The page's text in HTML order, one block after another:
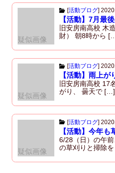
疑似画像
[活動ブログ]
【活動】7月最
旧安房南高校 木
財） 朝8時から
疑似画像
[活動ブログ]
【活動】雨上が
旧安房南高校 17
がり、 曇天で […]
疑似画像
[活動ブログ]
【活動】今年も
6/28（日）の午
の草刈りと掃除